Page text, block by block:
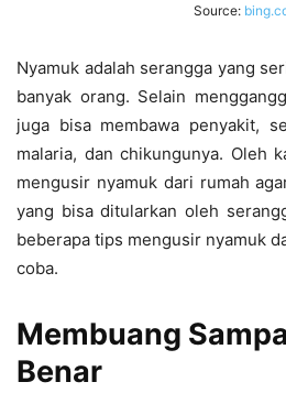
Source:
Nyamuk adalah serangga yang
banyak orang. Selain
juga bisa membawa penyakit,
malaria, dan chikungunya. Oleh
mengusir nyamuk dari rumah
yang bisa ditularkan oleh
beberapa tips mengusir nyamuk
coba.
Membuang
Benar